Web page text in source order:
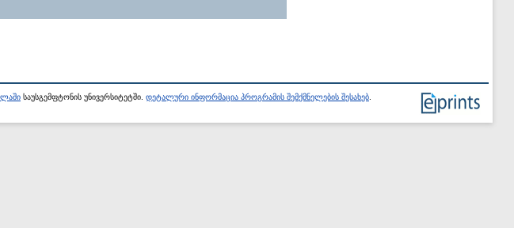
საუსგემფტონის უნივერსიტეტში. დეტალური ინფორმაცია პროგრამის შემქმნელების შესახებ.